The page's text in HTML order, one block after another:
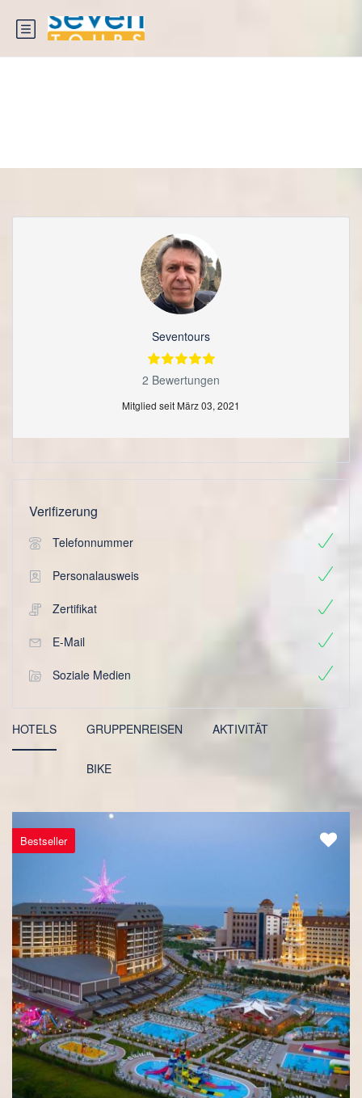
Seventours
2 Bewertungen
Mitglied seit März 03, 2021
Verifizerung
Telefonnummer
Personalausweis
Zertifikat
E-Mail
Soziale Medien
HOTELS GRUPPENREISEN AKTIVITÄT
BIKE
Bestseller